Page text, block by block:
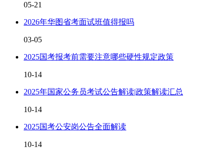
05-21
2026年华图省考面试班值得报吗
03-05
2025国考报考前需要注意哪些硬性规定政策
10-14
2025年国家公务员考试公告解读|政策解读汇总
10-14
2025国考公安岗公告全面解读
10-14